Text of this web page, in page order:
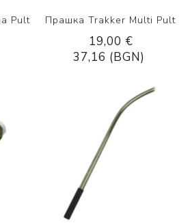
Pult Прашка Trakker Multi Pult
19,00 €
37,16 (BGN)